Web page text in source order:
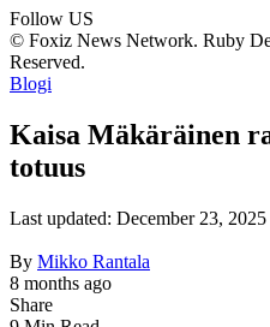
Follow US
© Foxiz News Network. Ruby
Reserved.
Blogi
Kaisa Mäkäräinen
totuus
Last updated: December 23,
By Mikko Rantala
8 months ago
Share